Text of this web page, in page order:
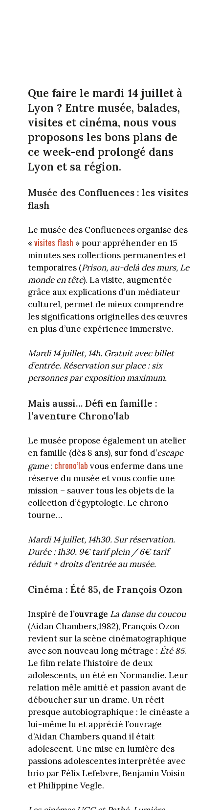
Que faire le mardi 14 juillet à
Lyon ? Entre musée, balades,
visites et cinéma, nous vous
proposons les bons plans de
ce week-end prolongé dans
Lyon et sa région.
Musée des Confluences : les visites
flash
Le musée des Confluences organise des
« visites flash » pour appréhender en 15
minutes ses collections permanentes et
temporaires (Prison, au-delà des murs, Le
monde en tête). La visite, augmentée
grâce aux explications d’un médiateur
culturel, permet de mieux comprendre
les significations originelles des œuvres
en plus d’une expérience immersive.
Mardi 14 juillet, 14h. Gratuit avec billet
d’entrée. Réservation sur place : six
personnes par exposition maximum.
Mais aussi… Défi en famille :
l’aventure Chrono’lab
Le musée propose également un atelier
en famille (dès 8 ans), sur fond d’escape
game: chrono’lab vous enferme dans une
réserve du musée et vous confie une
mission – sauver tous les objets de la
collection d’égyptologie. Le chrono
tourne…
Mardi 14 juillet, 14h30. Sur réservation.
Durée : 1h30. 9€ tarif plein / 6€ tarif
réduit + droits d’entrée au musée.
Cinéma : Été 85, de François Ozon
Inspiré del’ouvrage La danse du coucou
(Aidan Chambers,1982), François Ozon
revient sur la scène cinématographique
avec son nouveau long métrage : Été 85.
Le film relate l’histoire de deux
adolescents, un été en Normandie. Leur
relation mêle amitié et passion avant de
déboucher sur un drame. Un récit
presque autobiographique : le cinéaste a
lui-même lu et apprécié l’ouvrage
d’Aidan Chambers quand il était
adolescent. Une mise en lumière des
passions adolescentes interprétée avec
brio par Félix Lefebvre, Benjamin Voisin
et Philippine Vegle.